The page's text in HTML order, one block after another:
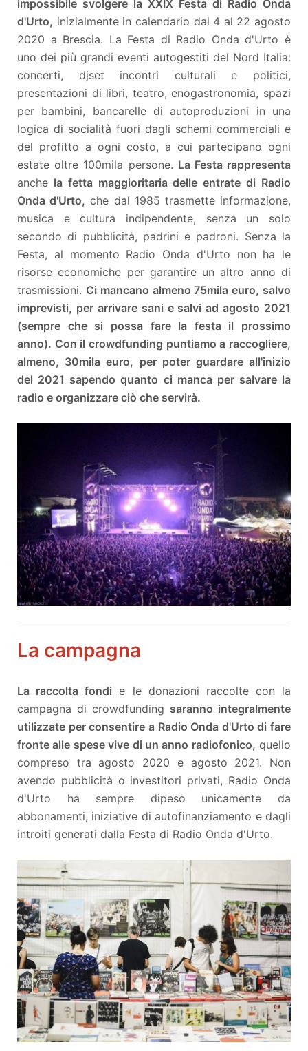
impossibile svolgere la XXIX Festa di Radio Onda
d'Urto, inizialmente in calendario dal 4 al 22 agosto
2020 a Brescia. La Festa di Radio Onda d'Urto è
uno dei più grandi eventi autogestiti del Nord Italia:
concerti, djset incontri culturali e politici,
presentazioni di libri, teatro, enogastronomia, spazi
per bambini, bancarelle di autoproduzioni in una
logica di socialità fuori dagli schemi commerciali e
del profitto a ogni costo, a cui partecipano ogni
estate oltre 100mila persone. La Festa rappresenta
anche la fetta maggioritaria delle entrate di Radio
Onda d'Urto, che dal 1985 trasmette informazione,
musica e cultura indipendente, senza un solo
secondo di pubblicità, padrini e padroni. Senza la
Festa, al momento Radio Onda d'Urto non ha le
risorse economiche per garantire un altro anno di
trasmissioni. Ci mancano almeno 75mila euro, salvo
imprevisti, per arrivare sani e salvi ad agosto 2021
(sempre che si possa fare la festa il prossimo
anno). Con il crowdfunding puntiamo a raccogliere,
almeno, 30mila euro, per poter guardare all'inizio
del 2021 sapendo quanto ci manca per salvare la
radio e organizzare ciò che servirà.
La campagna
La raccolta fondi e le donazioni raccolte con la
campagna di crowdfunding saranno integralmente
utilizzate per consentire a Radio Onda d'Urto di fare
fronte alle spese vive di un anno radiofonico, quello
compreso tra agosto 2020 e agosto 2021. Non
avendo pubblicità o investitori privati, Radio Onda
d'Urto ha sempre dipeso unicamente da
abbonamenti, iniziative di autofinanziamento e dagli
introiti generati dalla Festa di Radio Onda d'Urto.